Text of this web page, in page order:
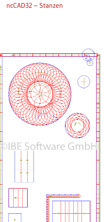
ncCAD32 – Stanzen